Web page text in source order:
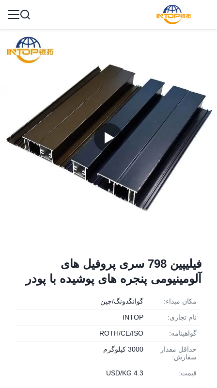
فیلیپین 798 سری پروفیل های
آلومینیومی پنجره های پوشیده با پودر
مکان مبداء: گوانگدونگ/چین
نام تجاری: INTOP
گواهینامه: ROTH/CE/ISO
حداقل مقدار
سفارش:
3000 کیلوگرم
قیمت: 4.3 USD/KG